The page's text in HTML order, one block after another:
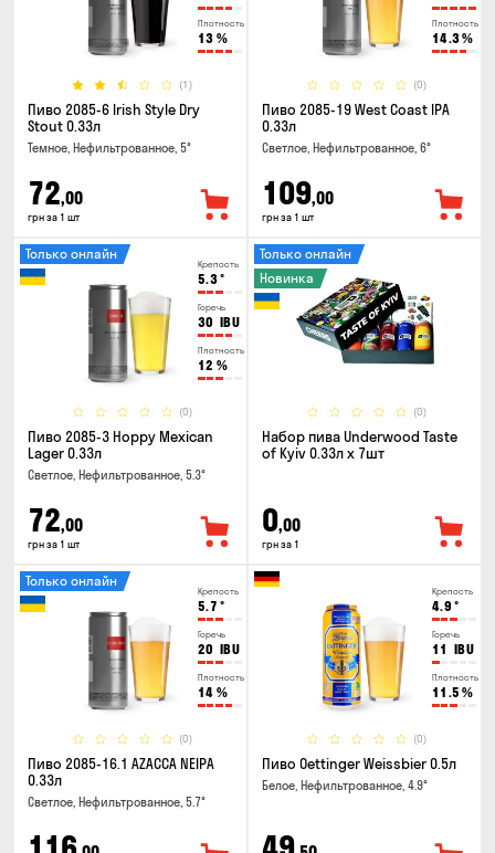
Плотность
13 %
(1)
Пиво 2085-6 Irish Style Dry
Stout 0.33л
Темное, Нефильтрованное, 5°
72,00
грн за 1 шт
Плотность
14.3%
(0)
Пиво 2085-19 West Coast IPA
0.33л
Светлое, Нефильтрованное, 6°
109,00
грн за 1 шт
Крепость
5.3°
Горечь
30 IBU
Плотность
12 %
(0)
Только онлайн
Пиво 2085-3 Hoppy Mexican
Lager 0.33л
Светлое, Нефильтрованное, 5.3°
72,00
грн за 1 шт
(0)
Только онлайн
Новинка
Набор пива Underwood Taste
of Kyiv 0.33л x 7шт
0,00
грн за 1
Крепость
5.7 °
Горечь
20 IBU
Плотность
14 %
(0)
Только онлайн
Пиво 2085-16.1 AZACCA NEIPA
0.33л
Светлое, Нефильтрованное, 5.7°
Крепость
4.9 °
Горечь
11 IBU
Плотность
11.5 %
(0)
Пиво Oettinger Weissbier 0.5л
Белое, Нефильтрованное, 4.9°